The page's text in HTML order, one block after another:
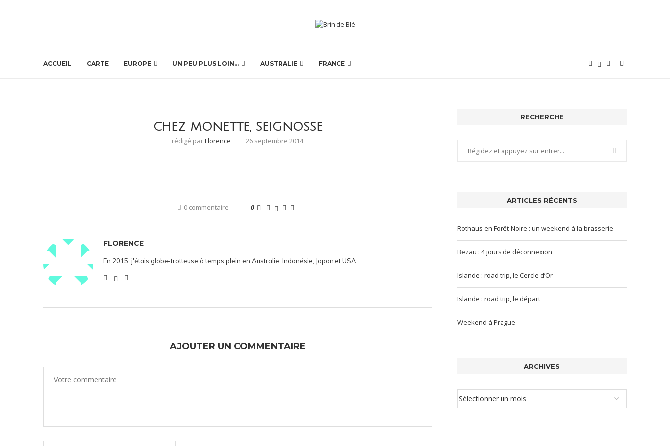
ACCUEIL CARTE EUROPE UN PEU PLUS LOIN… AUSTRALIE FRANCE
CHEZ MONETTE, SEIGNOSSE
rédigé parFlorence 26 septembre 2014
0 commentaire 0
FLORENCE
En 2015, j'étais globe-trotteuse à temps plein en Australie, Indonésie, Japon et USA.
AJOUTER UN COMMENTAIRE
RECHERCHE
ARTICLES RÉCENTS
Rothaus en Forêt-Noire : un weekend à la brasserie
Bezau : 4 jours de déconnexion
Islande : road trip, le Cercle d’Or
Islande : road trip, le départ
Weekend à Prague
ARCHIVES